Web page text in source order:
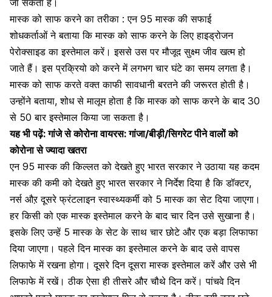
मास्क को साफ करने का तरीका : एन 95 मास्क की सफाई
शोधकर्ताओं ने बताया कि मास्क को साफ करने के लिए हाइड्रोजन
पेरोक्साइड का इस्तेमाल करें। इससे उस पर मौजूद सुक्ष्म जीव खत्म हो
जाते हैं। इस प्रक्रियो को करने में लगभग चार घंटे का समय लगता है।
मास्क को साफ करते वक्त काफी सावधानी बरतने की जरूरत होती है।
उन्होंने बताया, शोध से मालूम होता है कि मास्क को साफ करने के बाद 30
से 50 बार इस्तेमाल किया जा सकता है।
यह भी पढ़ें:गांजे से कोरोना वायरस: गांजा/बीड़ी/सिगरेट पीने वालों को
कोरोना से ज्यादा खतरा
एन 95 मास्क की किल्लत को देखते हुए भारत सरकार ने उठाया यह कदम
मास्क की कमी को देखते हुए भारत सरकार ने निर्देश दिया है कि डॉक्टर,
नर्स औऱ दूसरे फ्रंटलाइन स्वास्थ्यकर्मी को 5 मास्क का सेट दिया जाएगा।
हर किसी को एक मास्क इस्तेमाल करने के बाद चार दिन उसे सुखाना है।
इसके लिए उन्हें 5 मास्क के सेट के साथ चार छोटे और एक बड़ा लिफाफा
दिया जाएगा। पहले दिन मास्क का इस्तेमाल करने के बाद उसे वापस
लिफाफे में रखना होगा। दूसरे दिन दूसरा मास्क इस्तेमाल करें और उसे भी
लिफाफे में रखें। ठीक ऐसा ही तीसरे और चौथे दिन करें। पांचवे दिन